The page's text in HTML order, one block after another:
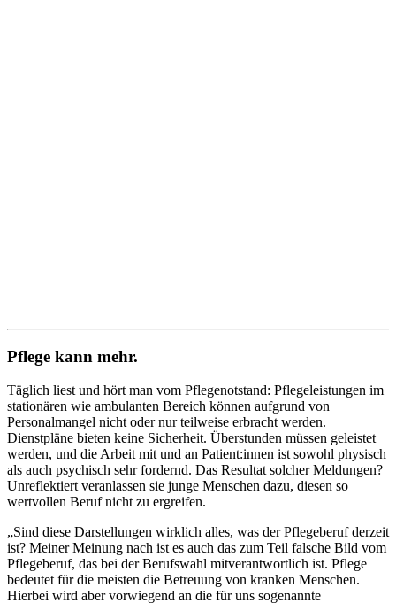
Pflege kann mehr.
Täglich liest und hört man vom Pflegenotstand: Pflegeleistungen im
stationären wie ambulanten Bereich können aufgrund von
Personalmangel nicht oder nur teilweise erbracht werden.
Dienstpläne bieten keine Sicherheit. Überstunden müssen geleistet
werden, und die Arbeit mit und an Patient:innen ist sowohl physisch
als auch psychisch sehr fordernd. Das Resultat solcher Meldungen?
Unreflektiert veranlassen sie junge Menschen dazu, diesen so
wertvollen Beruf nicht zu ergreifen.
„Sind diese Darstellungen wirklich alles, was der Pflegeberuf derzeit
ist? Meiner Meinung nach ist es auch das zum Teil falsche Bild vom
Pflegeberuf, das bei der Berufswahl mitverantwortlich ist. Pflege
bedeutet für die meisten die Betreuung von kranken Menschen.
Hierbei wird aber vorwiegend an die für uns sogenannte